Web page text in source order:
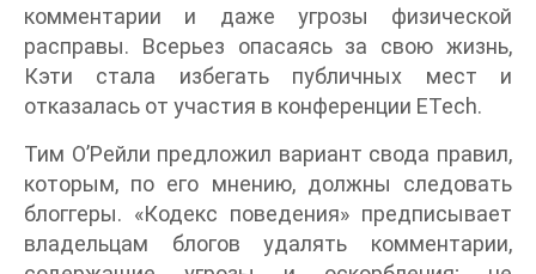
комментарии и даже угрозы физической
расправы. Всерьез опасаясь за свою жизнь,
Кэти стала избегать публичных мест и
отказалась от участия в конференции ETech.
Тим О’Рейли предложил вариант свода правил,
которым, по его мнению, должны следовать
блоггеры. «Кодекс поведения» предписывает
владельцам блогов удалять комментарии,